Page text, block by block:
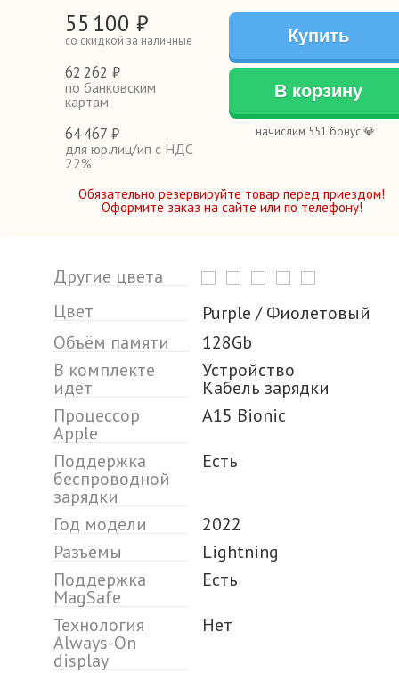
55 100 ₽
со скидкой за наличные
62 262 ₽
по банковским
картам
64467 ₽
для юр.лиц/ип с НДС
22%
Купить
В корзину
начислим 551 бонус 💎
Обязательно резервируйте товар перед приездом!
Оформите заказ на сайте или по телефону!
Другие цвета
Цвет
Purple / Фиолетовый
Объём памяти
128Gb
В комплекте
идёт
Устройство
Кабель зарядки
Процессор
Apple
A15 Bionic
Поддержка
беспроводной
зарядки
Есть
Год модели
2022
Разъёмы
Lightning
Поддержка
MagSafe
Есть
Технология
Always-On
display
Нет